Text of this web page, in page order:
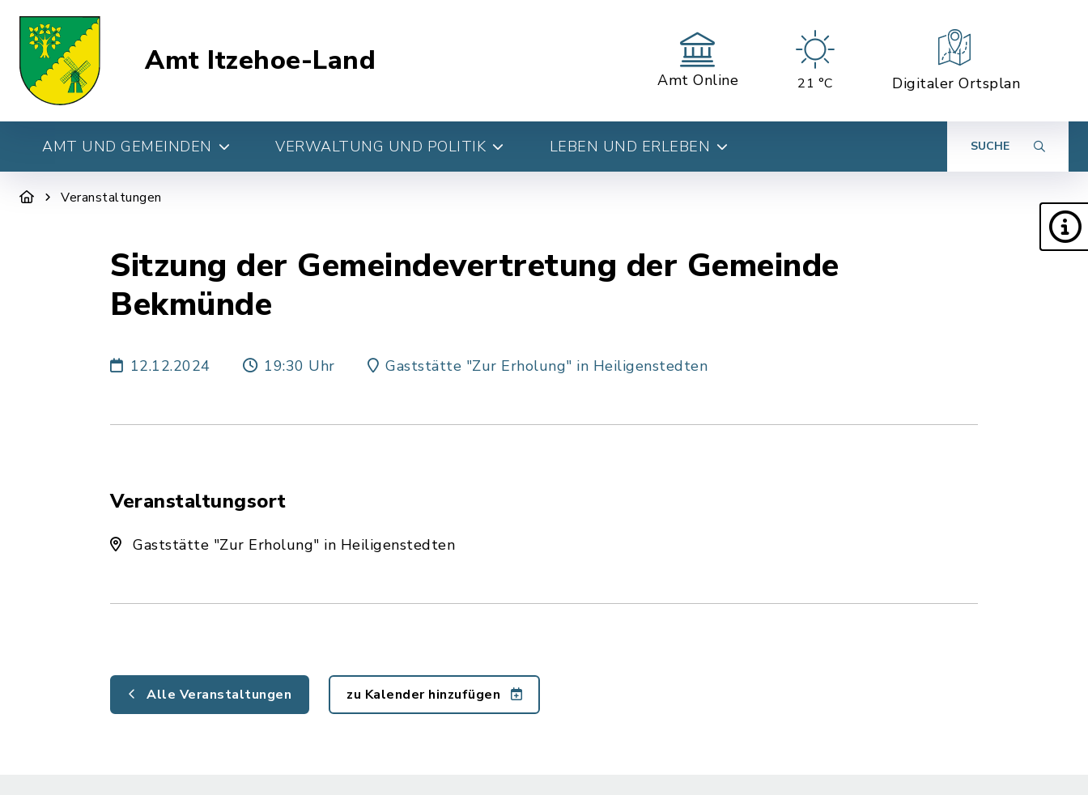
Amt Itzehoe-Land
Amt Online 21 °C Digitaler Ortsplan
AMT UND GEMEINDEN VERWALTUNG UND POLITIK LEBEN UND ERLEBEN SUCHE
Veranstaltungen
Sitzung der Gemeindevertretung der Gemeinde
Bekmünde
12.12.2024 19:30 Uhr Gaststätte "Zur Erholung" in Heiligenstedten
Veranstaltungsort
Gaststätte "Zur Erholung" in Heiligenstedten
Alle Veranstaltungen zu Kalender hinzufügen